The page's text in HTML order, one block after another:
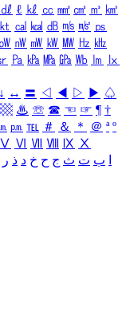
㎗ ℓ ㎘ ㏄ ㎣ ㎤ ㎥ ㎦
㏏ ㎈ ㎉ ㏈ ㎧ ㎨ ㎰
㎺ ㎻ ㎽ ㎾ ㎿ ㎐ ㎑
㎩ ㎪ ㎫ ㎬ ㏝ ㏐
㏓
↓ ↔ 〓 ◁ ◀ ▷ ▶ ♤
▩ ♨ ☏ ☎ ☜ ☞ ¶ †
㏘ ℡ ＃ ＆ ＊ ＠ ª º
Ⅴ Ⅵ Ⅶ Ⅷ Ⅸ Ⅹ
ب ت ث ج ح خ د ذ ر